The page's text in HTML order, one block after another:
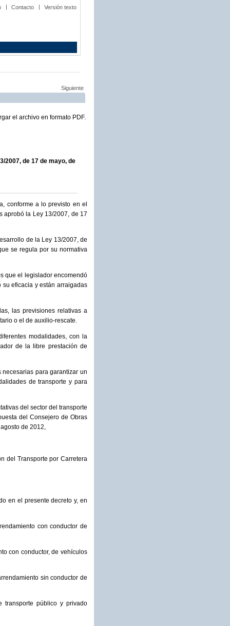
Contacto Versión texto
Siguiente
el archivo en formato PDF.
2007, de 17 de mayo, de
conforme a lo previsto en el
aprobó la Ley 13/2007, de 17
de la Ley 13/2007, de
se regula por su normativa
que el legislador encomendó
eficacia y están arraigadas
las previsiones relativas a
o el de auxilio-rescate.
modalidades, con la
de la libre prestación de
para garantizar un
de transporte y para
del sector del transporte
del Consejero de Obras
de 2012,
del Transporte por Carretera
en el presente decreto y, en
con conductor de
con conductor, de vehículos
sin conductor de
transporte público y privado